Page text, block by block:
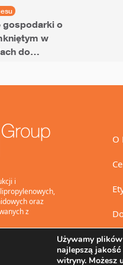
gospodarki o
w
do
i
oraz
z
O
Używamy
najlepszą
witryny. Możesz